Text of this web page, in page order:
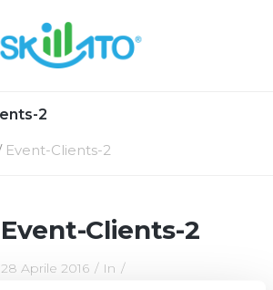
2
Event-Clients-2
Event-Clients-2
28 Aprile 2016
In